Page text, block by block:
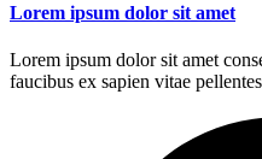
Lorem ipsum dolor sit amet
Lorem ipsum dolor sit amet
faucibus ex sapien vitae